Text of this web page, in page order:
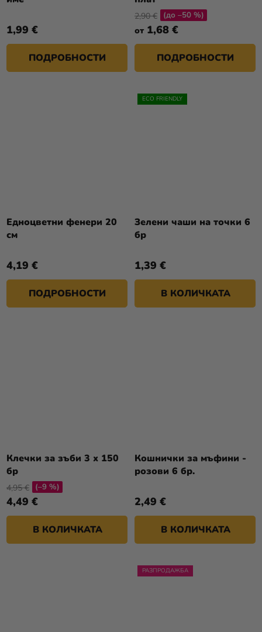
1,99 €
ПОДРОБНОСТИ
от 1,68 €
2,90 € (до –50 %)
ПОДРОБНОСТИ
Едноцветни фенери 20
см
4,19 €
ПОДРОБНОСТИ
ECO FRIENDLY
Зелени чаши на точки 6
бр
1,39 €
В КОЛИЧКАТА
Клечки за зъби 3 x 150
бр
4,49 €
4,95 € (–9 %)
В КОЛИЧКАТА
Кошнички за мъфини -
розови 6 бр.
2,49 €
В КОЛИЧКАТА
РАЗПРОДАЖБА